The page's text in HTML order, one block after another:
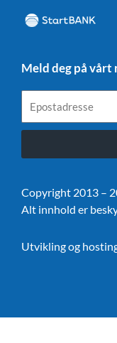
Meld deg på vårt
Copyright 2013 –
Alt innhold er
Utvikling og